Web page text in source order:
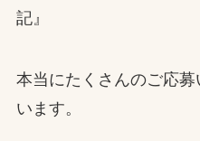
記』
本当にたくさんのご応
います。